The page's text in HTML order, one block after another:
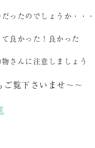
ったのでしょうか・・・
良かった！良かった
さんに注意しましょう
覧下さいませ～～